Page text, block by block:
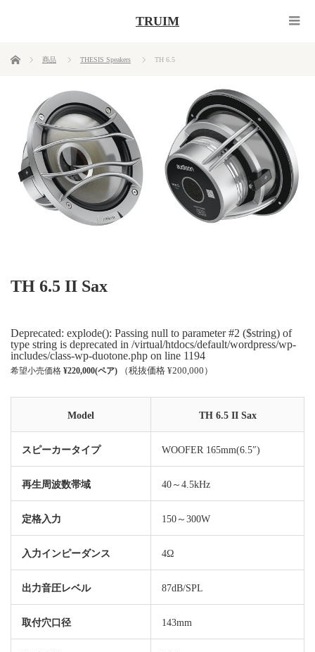
TRUIM
ホーム 商品 THESIS Speakers TH 6.5
TH 6.5 II Sax
Deprecated: explode(): Passing null to parameter #2 ($string) of
type string is deprecated in /virtual/htdocs/default/wordpress/wp-
includes/class-wp-duotone.php on line 1194
希望小売価格 ¥220,000(ペア) （税抜価格 ¥200,000）
Model TH 6.5 II Sax
スピーカータイプ WOOFER 165mm(6.5″)
再生周波数帯域 40～4.5kHz
定格入力 150～300W
入力インピーダンス 4Ω
出力音圧レベル 87dB/SPL
取付穴口径 143mm